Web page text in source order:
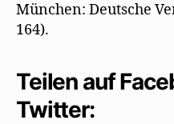
München: Deutsche
164).
Teilen auf
Twitter: